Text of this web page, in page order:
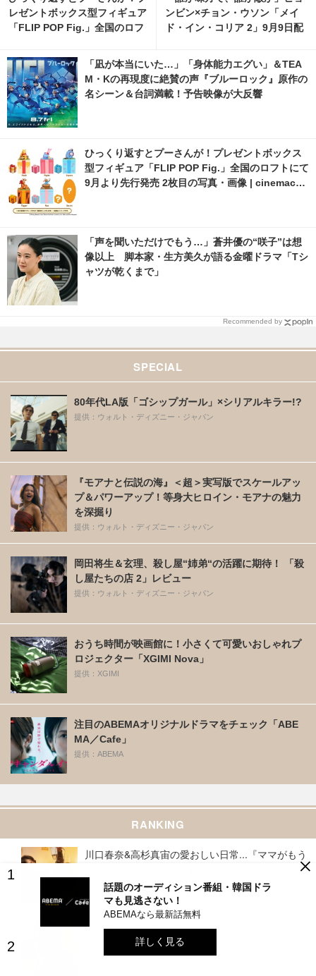
レゼントボックス型フィギュア
「FLIP POP Fig.」全国のロフ
の写真・画像 | cinemacafe.ne
t
ンビン×チョン・ウソン「メイ
ド・イン・コリア 2」9月9日配
「凪が本当にいた…」「身体能力エグい」＆TEA
M・Kの再現度に絶賛の声『ブルーロック』原作の
名シーン＆台詞満載！予告映像が大反響
ひっくり返すとプーさんが！プレゼントボックス
型フィギュア「FLIP POP Fig.」全国のロフトにて
9月より先行発売 2枚目の写真・画像 | cinemacaf
「声を聞いただけでもう…」蒼井優の“咲子”は想
像以上 脚本家・生方美久が語る金曜ドラマ「Tシ
ャツが乾くまで」
Recommended by
SPECIAL
80年代LA版「ゴシップガール」×シリアルキラー!?
提供：ウォルト・ディズニー・ジャパン
『モアナと伝説の海』＜超＞実写版でスケールアッ
プ＆パワーアップ！等身大ヒロイン・モアナの魅力
を深掘り
提供：ウォルト・ディズニー・ジャパン
岡田将生＆玄理、殺し屋“姉弟“の活躍に期待！ 「殺
し屋たちの店 2」レビュー
提供：ウォルト・ディズニー・ジャパン
おうち時間が映画館に！小さくて可愛いおしゃれプ
ロジェクター「XGIMI Nova」
提供：XGIMI
注目のABEMAオリジナルドラマをチェック「ABE
MA／Cafe」
提供：ABEMA
RANKING
川口春奈&高杉真宙の愛おしい日常...『ママがもう
「涙なしでは見れません」“千代”出口夏希が歩むそ
の後の物語、井之脇海がキーパーソン『あの星が
降る丘で、君とまた出会いたい。』
×
話題のオーディション番組・韓国ドラ
マも見逃さない！
ABEMAなら最新話無料
詳しく見る